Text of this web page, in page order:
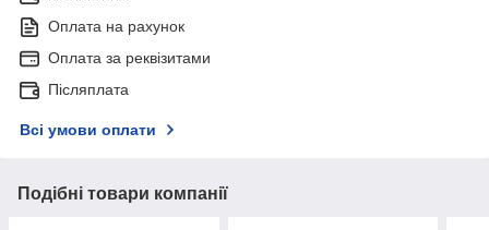
Оплата на рахунок
Оплата за реквізитами
Післяплата
Всі умови оплати
Подібні товари компанії